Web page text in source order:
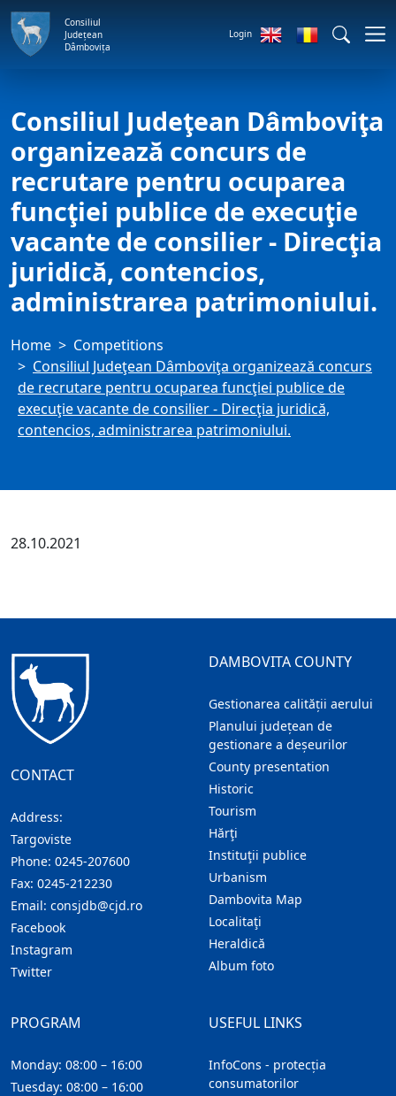
Consiliul
Județean
Dâmbovița
Login
Consiliul Judeţean Dâmboviţa
organizează concurs de
recrutare pentru ocuparea
funcţiei publice de execuţie
vacante de consilier - Direcţia
juridică, contencios,
administrarea patrimoniului.
Home
Competitions
Consiliul Judeţean Dâmboviţa organizează concurs
de recrutare pentru ocuparea funcţiei publice de
execuţie vacante de consilier - Direcţia juridică,
contencios, administrarea patrimoniului.
28.10.2021
CONTACT
Address:
Targoviste
Phone: 0245-207600
Fax: 0245-212230
Email: consjdb@cjd.ro
Facebook
Instagram
Twitter
DAMBOVITA COUNTY
Gestionarea calității aerului
Planului județean de
gestionare a deșeurilor
County presentation
Historic
Tourism
Hărţi
Instituţii publice
Urbanism
Dambovita Map
Localitaţi
Heraldică
Album foto
USEFUL LINKS
InfoCons - protecția
consumatorilor
PROGRAM
Monday: 08:00 – 16:00
Tuesday: 08:00 – 16:00